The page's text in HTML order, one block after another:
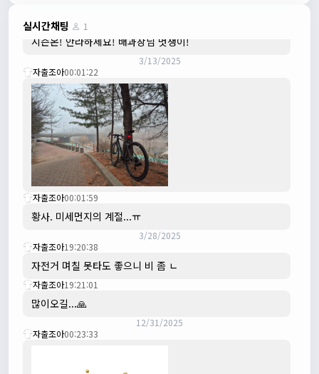
실시간채팅 1
JIWOON23:26:13
시즌온! 안라하세요! 배과장님 멋쟁이!
3/13/2025
자출조아00:01:22
자출조아00:01:59
황사. 미세먼지의 계절...ㅠ
3/28/2025
자출조아19:20:38
자전거 며칠 못타도 좋으니 비 좀 ㄴ
자출조아19:21:01
많이오길...🙏
12/31/2025
자출조아00:23:33